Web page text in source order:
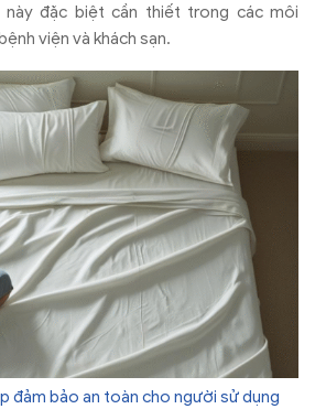
đặc biệt cần thiết trong các môi
viện và khách sạn.
đảm bảo an toàn cho người sử dụng